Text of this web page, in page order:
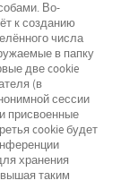
Во-
к созданию
числа
в папку
две cookie
(в
сессии
присвоенные
cookie будет
хранения
таким